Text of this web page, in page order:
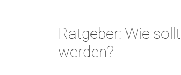
Ratgeber: Wie
werden?